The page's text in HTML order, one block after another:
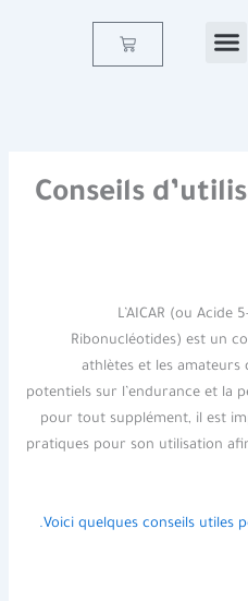
Cart
Conseils
L’AICAR (ou Acide
Ribonucléotides) est un
athlètes et les amateurs
potentiels sur l’endurance et la
pour tout supplément, il est
pratiques pour son utilisation
Voici quelques conseils utiles